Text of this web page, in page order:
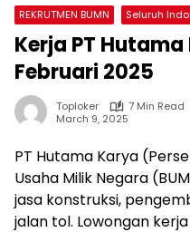
REKRUTMEN BUMN Seluruh
Kerja PT
Februari 2025
Toploker
7 Min Read
March 9, 2025
PT Hutama Karya
Usaha Milik Negara
jasa konstruksi,
jalan tol. Lowongan